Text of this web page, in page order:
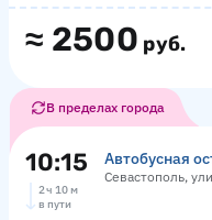
≈ 2500 руб.
В пределах города
10:15 Автобусная
Севастополь,
2 ч 10 м
в пути